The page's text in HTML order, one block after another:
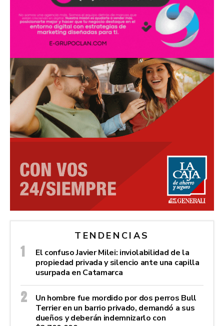
TENDENCIAS
El confuso Javier Milei: inviolabilidad de la
propiedad privada y silencio ante una capilla
usurpada en Catamarca
Un hombre fue mordido por dos perros Bull
Terrier en un barrio privado, demandó a sus
dueños y deberán indemnizarlo con